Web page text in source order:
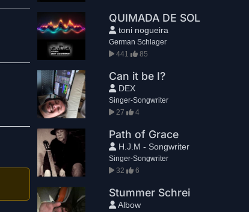
QUIMADA DE SOL
toni nogueira
German Schlager
441
85
Can it be I?
DEX
Singer-Songwriter
27
4
Path of Grace
H.J.M - Songwriter
Singer-Songwriter
32
6
Stummer Schrei
Albow